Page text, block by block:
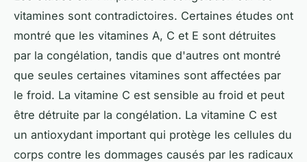
vitamines sont contradictoires. Certaines études ont
montré que les vitamines A, C et E sont détruites
par la congélation, tandis que d'autres ont montré
que seules certaines vitamines sont affectées par
le froid. La vitamine C est sensible au froid et peut
être détruite par la congélation. La vitamine C est
un antioxydant important qui protège les cellules du
corps contre les dommages causés par les radicaux